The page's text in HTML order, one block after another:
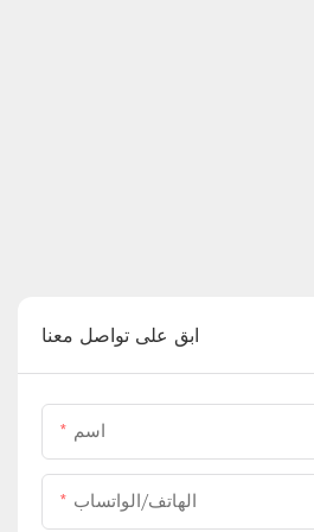
ابق على تواصل معنا
اسم
الهاتف/الواتساب